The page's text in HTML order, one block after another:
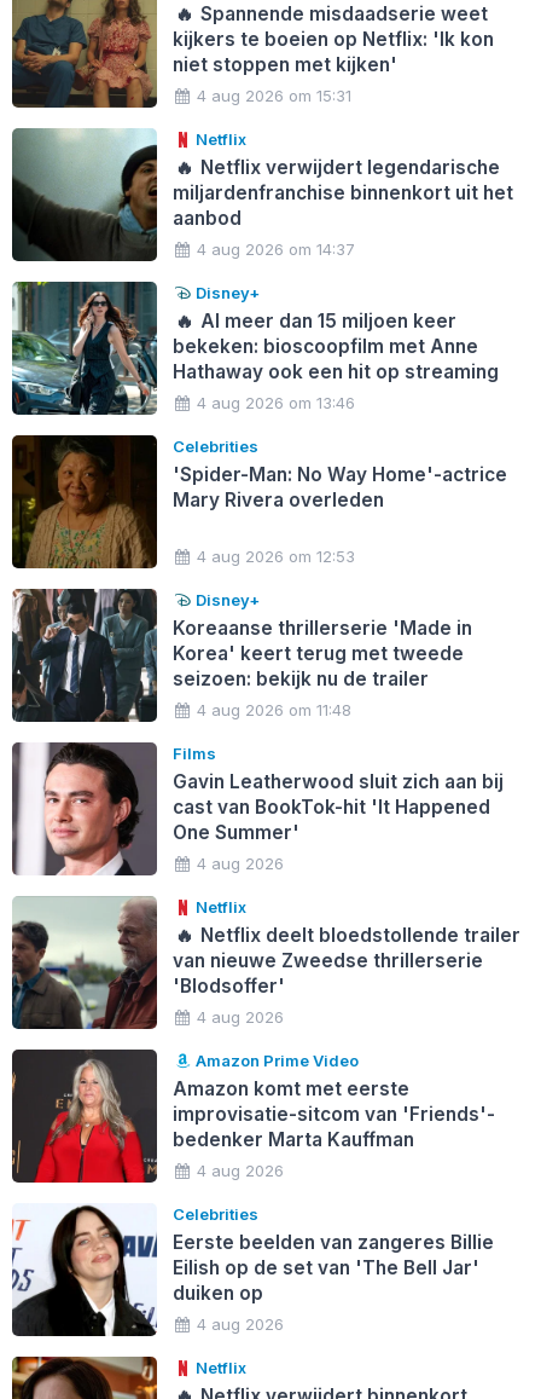
🔥 Spannende misdaadserie weet
kijkers te boeien op Netflix: 'Ik kon
niet stoppen met kijken'
4 aug 2026 om 15:31
Netflix
🔥 Netflix verwijdert legendarische
miljardenfranchise binnenkort uit het
aanbod
4 aug 2026 om 14:37
Disney+
🔥 Al meer dan 15 miljoen keer
bekeken: bioscoopfilm met Anne
Hathaway ook een hit op streaming
4 aug 2026 om 13:46
Celebrities
'Spider-Man: No Way Home'-actrice
Mary Rivera overleden
4 aug 2026 om 12:53
Disney+
Koreaanse thrillerserie 'Made in
Korea' keert terug met tweede
seizoen: bekijk nu de trailer
4 aug 2026 om 11:48
Films
Gavin Leatherwood sluit zich aan bij
cast van BookTok-hit 'It Happened
One Summer'
4 aug 2026
Netflix
🔥 Netflix deelt bloedstollende trailer
van nieuwe Zweedse thrillerserie
'Blodsoffer'
4 aug 2026
Amazon Prime Video
Amazon komt met eerste
improvisatie-sitcom van 'Friends'-
bedenker Marta Kauffman
4 aug 2026
Celebrities
Eerste beelden van zangeres Billie
Eilish op de set van 'The Bell Jar'
duiken op
4 aug 2026
Netflix